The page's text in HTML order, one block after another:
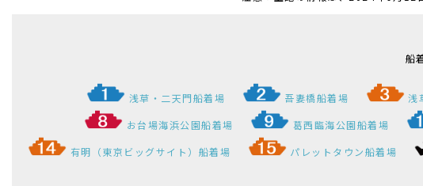
船
浅草・二天門船着場 吾妻橋船着場 浅
お台場海浜公園船着場
葛西臨海公園船着場
有明（東京ビッグサイト）船着場
パレットタウン船着場